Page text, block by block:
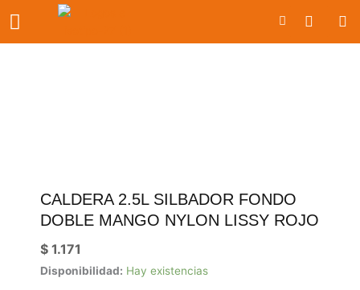
contenido
Carrito
CALDERA 2.5L SILBADOR FONDO
DOBLE MANGO NYLON LISSY ROJO
$ 1.171
Disponibilidad: Hay existencias
Caldera